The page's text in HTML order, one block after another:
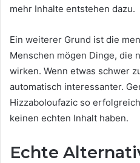
mehr Inhalte entstehen dazu.
Ein weiterer Grund ist die
Menschen mögen Dinge, die
wirken. Wenn etwas schwer
automatisch interessanter.
Hizzaboloufazic so
keinen echten Inhalt haben.
Echte